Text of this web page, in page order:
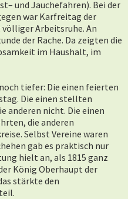
und Jauchefahren). Bei der
war Karfreitag der
Arbeitsruhe. An
der Rache. Da zeigten die
im Haushalt, im
tiefer: Die einen feierten
Die einen stellten
anderen nicht. Die einen
die anderen
Selbst Vereine waren
gab es praktisch nur
hielt an, als 1815 ganz
König Oberhaupt der
stärkte den